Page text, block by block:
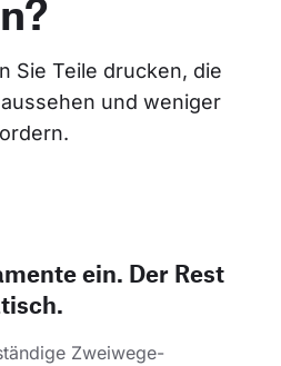
Sie Teile drucken, die
und weniger
ein. Der Rest
Zweiwege-